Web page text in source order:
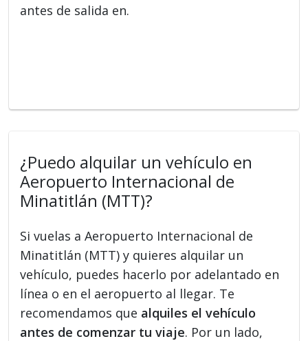
antes de salida en.
¿Puedo alquilar un vehículo en
Aeropuerto Internacional de
Minatitlán (MTT)?
Si vuelas a Aeropuerto Internacional de
Minatitlán (MTT) y quieres alquilar un
vehículo, puedes hacerlo por adelantado en
línea o en el aeropuerto al llegar. Te
recomendamos que alquiles el vehículo
antes de comenzar tu viaje. Por un lado,